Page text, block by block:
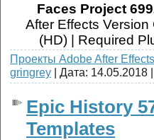
Faces Project
After Effects
(HD) | Required
Проекты Adobe After Effects
gringrey | Дата: 14.05.2018
Epic History
Templates